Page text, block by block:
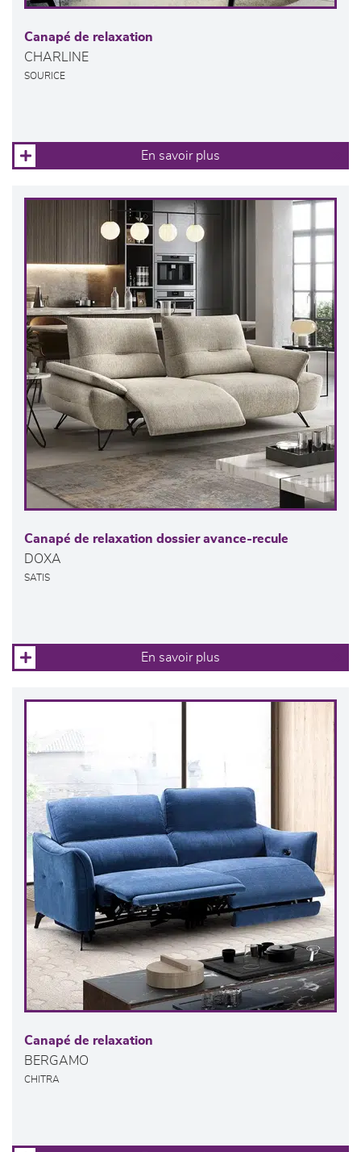
Canapé de relaxation
CHARLINE
SOURICE
En savoir plus
Canapé de relaxation dossier avance-recule
DOXA
SATIS
En savoir plus
Canapé de relaxation
BERGAMO
CHITRA